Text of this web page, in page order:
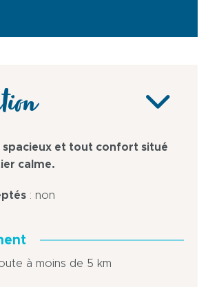
et tout confort situé
calme.
: non
à moins de 5 km